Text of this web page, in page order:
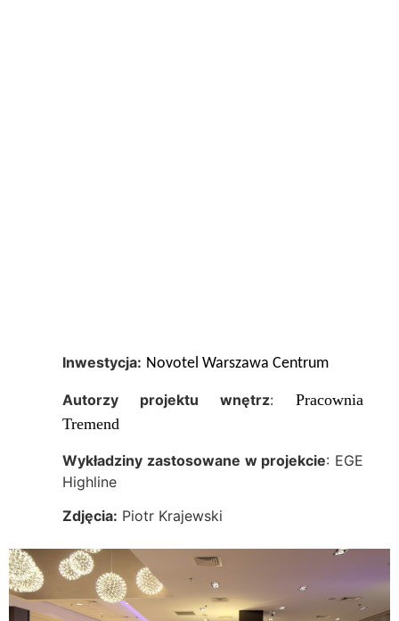
Inwestycja: Novotel Warszawa Centrum
Autorzy projektu wnętrz: Pracownia
Tremend
Wykładziny zastosowane w projekcie: EGE
Highline
Zdjęcia: Piotr Krajewski